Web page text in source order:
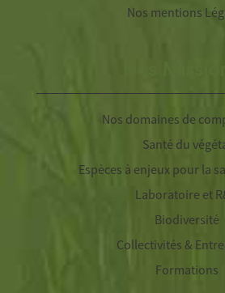
Nos mentions
Nos domaines de
Santé du
Espèces à enjeux pour la
Laboratoire et
Biodiversité
Collectivités &
Formations